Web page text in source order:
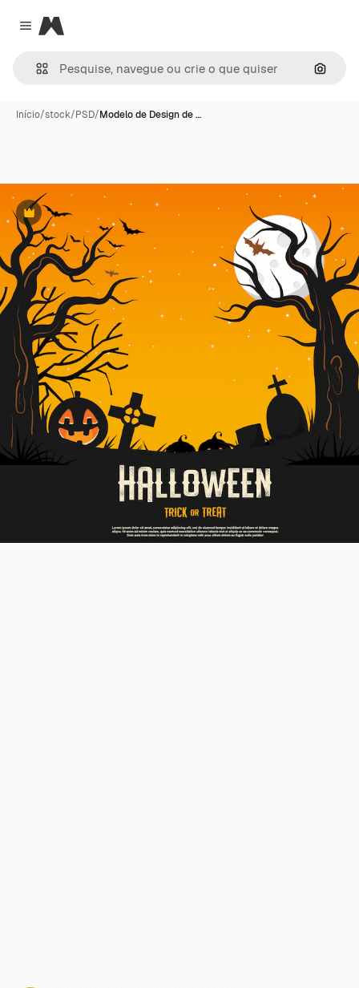
Close menu
Magnific
Início/stock/PSD/Modelo de Design de …
Premium